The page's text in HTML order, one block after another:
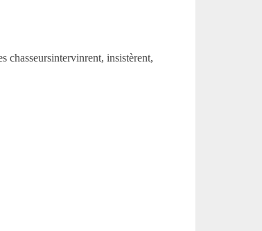
chasseursintervinrent, insistèrent,